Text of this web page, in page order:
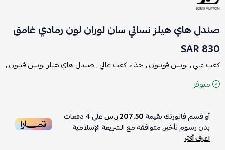
صندل هاي هيلز نسائي سان لوران لون رمادي غامق
830 SAR
كعب عالي ,لويس فويتون ,حذاء كعب عالي ,صندل هاي هيلز لويس فيتون ,
متوفر
أو قسم فاتورتك بقيمة207.50 ر.س على4دفعات
بدون رسوم تأخير، متوافقة مع الشريعة الإسلامية
اعرف أكثر